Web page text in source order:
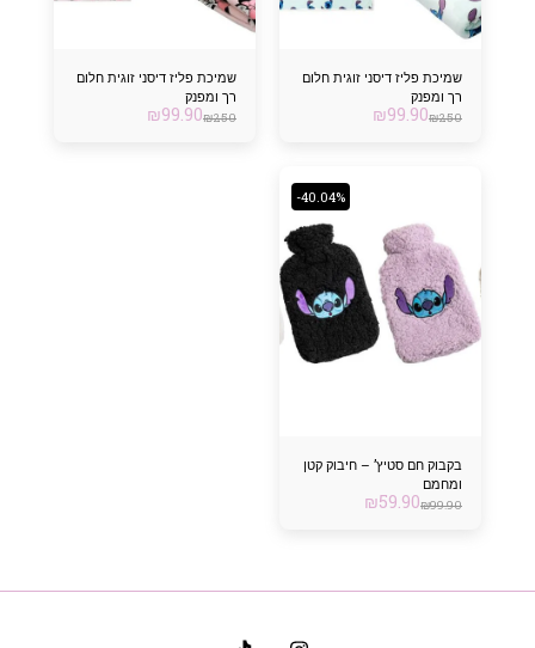
שמיכת פליז דיסני זוגית חלום
רך ומפנק
₪250
₪99.90
שמיכת פליז דיסני זוגית חלום
רך ומפנק
₪250
₪99.90
-40.04%
בקבוק חם סטיץ’ – חיבוק קטן
ומחמם
₪99.90
₪59.90